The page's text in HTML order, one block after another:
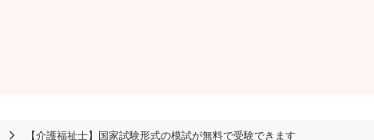
【介護福祉士】国家試験形式の模試が無料で受験できます